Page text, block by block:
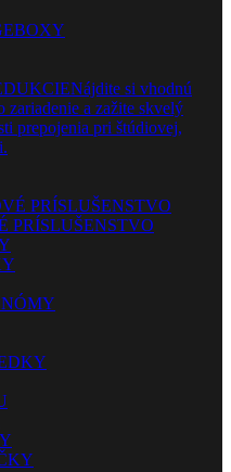
Nájdite si vhodnú
zariadenie a zažite skvelý
prepojenia pri štúdiovej,
PRÍSLUŠENSTVO
PRÍSLUŠENSTVO